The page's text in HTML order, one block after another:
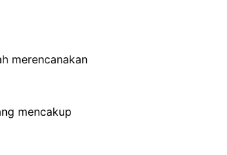
merencanakan
mencakup